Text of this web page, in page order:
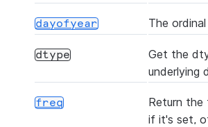
snap([freq])
std([axis, ddof, skipna])
dayofyear The
dtype
Get the
underlying
freq
Return the
if it's set,